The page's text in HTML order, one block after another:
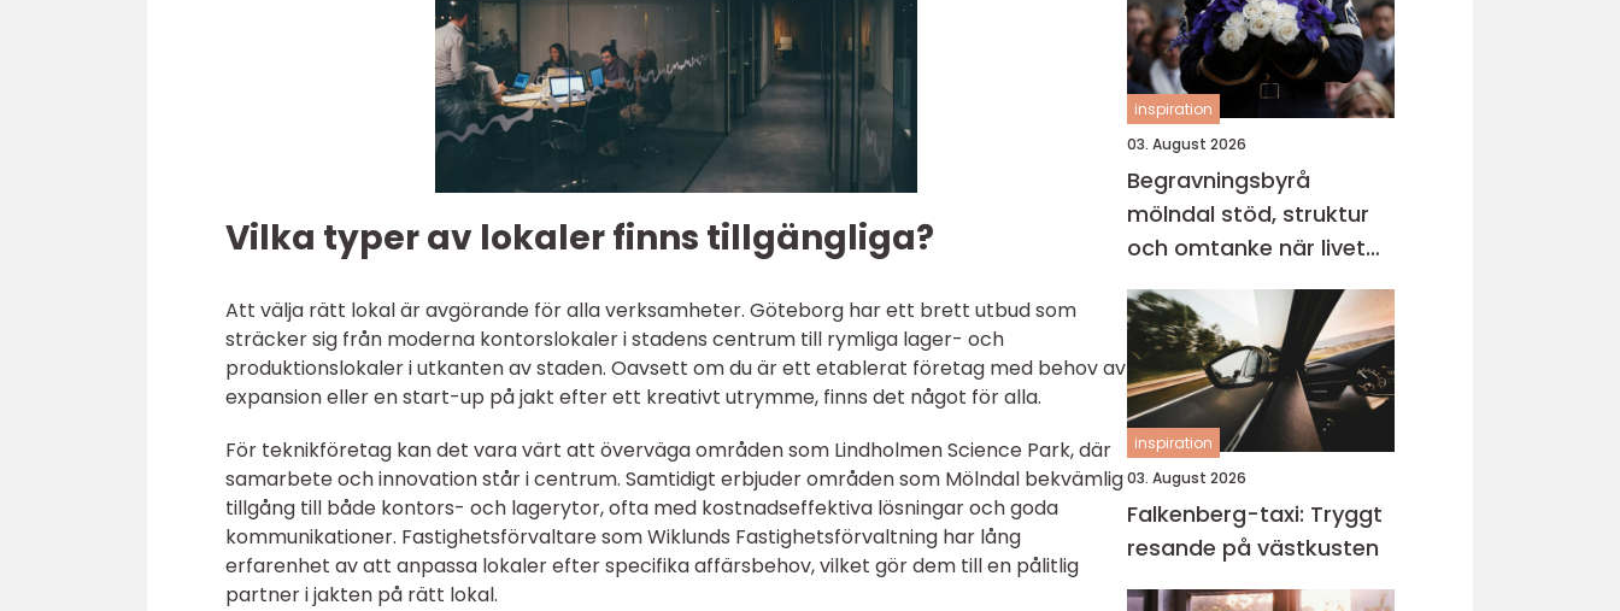
Vilka typer av lokaler finns tillgängliga?
Att välja rätt lokal är avgörande för alla verksamheter. Göteborg har ett brett utbud som
sträcker sig från moderna kontorslokaler i stadens centrum till rymliga lager- och
produktionslokaler i utkanten av staden. Oavsett om du är ett etablerat företag med behov av
expansion eller en start-up på jakt efter ett kreativt utrymme, finns det något för alla.
För teknikföretag kan det vara värt att överväga områden som Lindholmen Science Park, där
samarbete och innovation står i centrum. Samtidigt erbjuder områden som Mölndal bekvämlig
tillgång till både kontors- och lagerytor, ofta med kostnadseffektiva lösningar och goda
kommunikationer. Fastighetsförvaltare som Wiklunds Fastighetsförvaltning har lång
erfarenhet av att anpassa lokaler efter specifika affärsbehov, vilket gör dem till en pålitlig
partner i jakten på rätt lokal.
inspiration
03. August 2026
Begravningsbyrå
mölndal stöd, struktur
och omtanke när livet
vänder
inspiration
03. August 2026
Falkenberg-taxi: Tryggt
resande på västkusten